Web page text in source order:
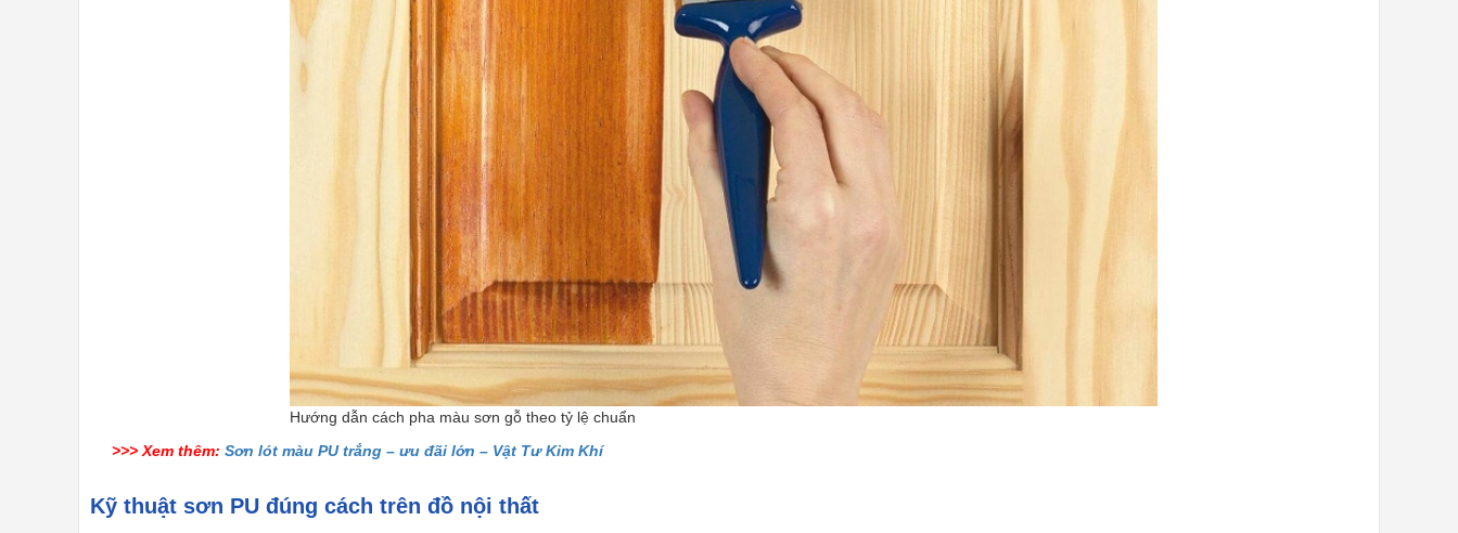
Hướng dẫn cách pha màu sơn gỗ theo tỷ lệ chuẩn
>>> Xem thêm: Sơn lót màu PU trắng – ưu đãi lớn – Vật Tư Kim Khí
Kỹ thuật sơn PU đúng cách trên đồ nội thất